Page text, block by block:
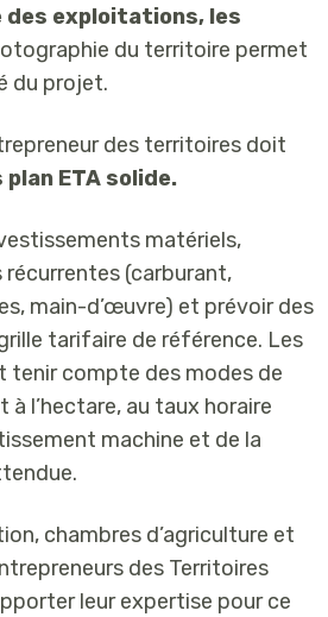
exploitations, les
du territoire permet
du projet.
des territoires doit
ETA solide.
matériels,
récurrentes (carburant,
main-d’œuvre) et prévoir des
tarifaire de référence. Les
tenir compte des modes de
l’hectare, au taux horaire
machine et de la
chambres d’agriculture et
des Territoires
leur expertise pour ce